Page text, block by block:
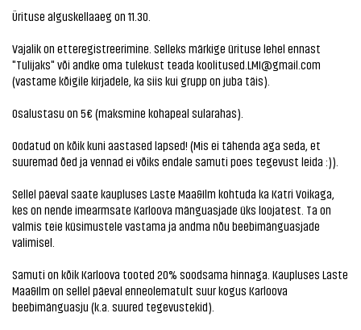
Ürituse alguskellaaeg on 11.30.
Vajalik on etteregistreerimine. Selleks märkige ürituse lehel ennast
"Tulijaks" või andke oma tulekust teada koolitused.LMI@gmail.com
(vastame kõigile kirjadele, ka siis kui grupp on juba täis).
Osalustasu on 5€ (maksmine kohapeal sularahas).
Oodatud on kõik kuni aastased lapsed! (Mis ei tähenda aga seda, et
suuremad õed ja vennad ei võiks endale samuti poes tegevust leida :)).
Sellel päeval saate kaupluses Laste Maa&Ilm kohtuda ka Katri Voikaga,
kes on nende imearmsate Karloova mänguasjade üks loojatest. Ta on
valmis teie küsimustele vastama ja andma nõu beebimänguasjade
valimisel.
Samuti on kõik Karloova tooted 20% soodsama hinnaga. Kaupluses Laste
Maa&Ilm on sellel päeval enneolematult suur kogus Karloova
beebimänguasju (k.a. suured tegevustekid).